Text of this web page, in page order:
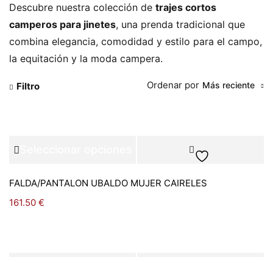
Descubre nuestra colección de trajes cortos
camperos para jinetes, una prenda tradicional que
combina elegancia, comodidad y estilo para el campo,
la equitación y la moda campera.
Filtro Ordenar por Más reciente
FALDA/PANTALON UBALDO MUJER CAIRELES
161.50 €